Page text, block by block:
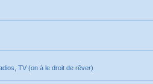
TV (on à le droit de rêver)